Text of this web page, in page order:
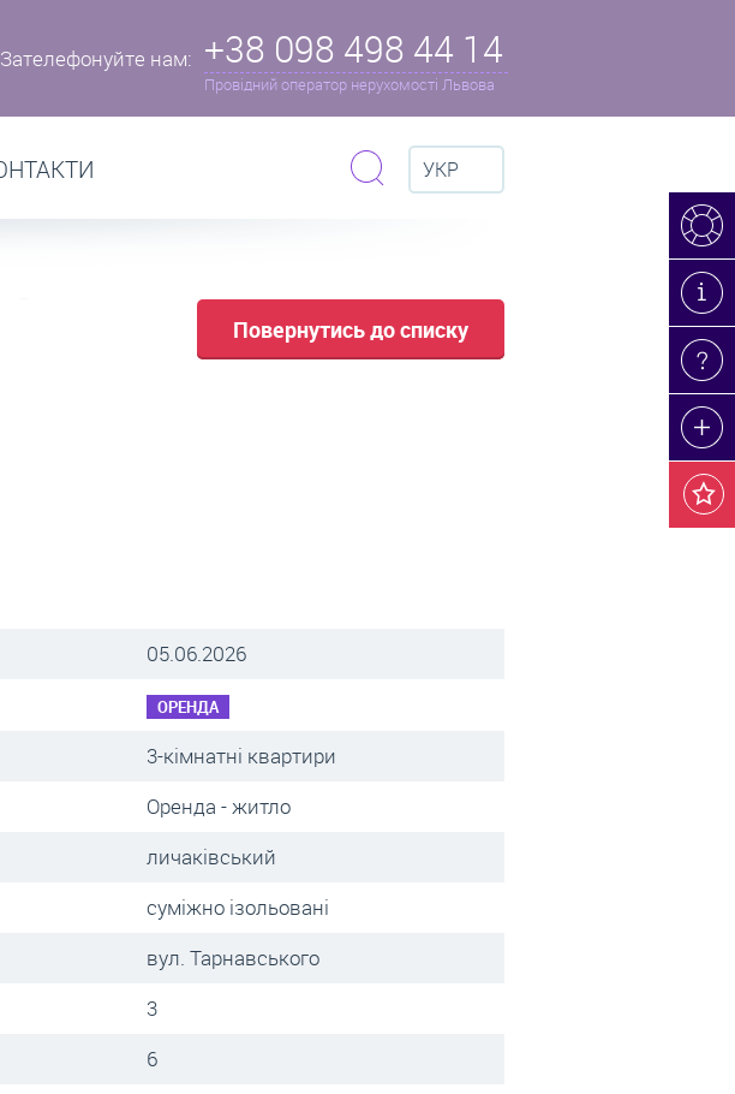
Зателефонуйте нам: +38 098 498 44 14
Провідний оператор нерухомості Львова
УКР
Повернутись до списку
05.06.2026
ОРЕНДА
3-кімнатні квартири
Оренда - житло
личаківський
суміжно ізольовані
вул. Тарнавського
3
6